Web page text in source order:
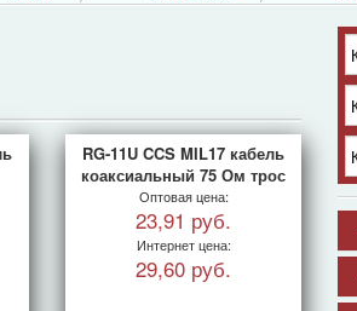
RG-11U CCS MIL17 кабель
коаксиальный 75 Ом трос
Оптовая цена:
23,91 руб.
Интернет цена:
29,60 руб.